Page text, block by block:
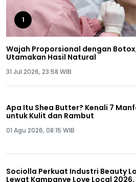
1
Wajah Proporsional dengan
Utamakan Hasil Natural
31 Jul 2026, 23:58 WIB
Apa Itu Shea Butter? Kenali 7
untuk Kulit dan Rambut
01 Agu 2026, 08:15 WIB
Sociolla Perkuat Industri Beauty
Lewat Kampanye Love Local 2026,